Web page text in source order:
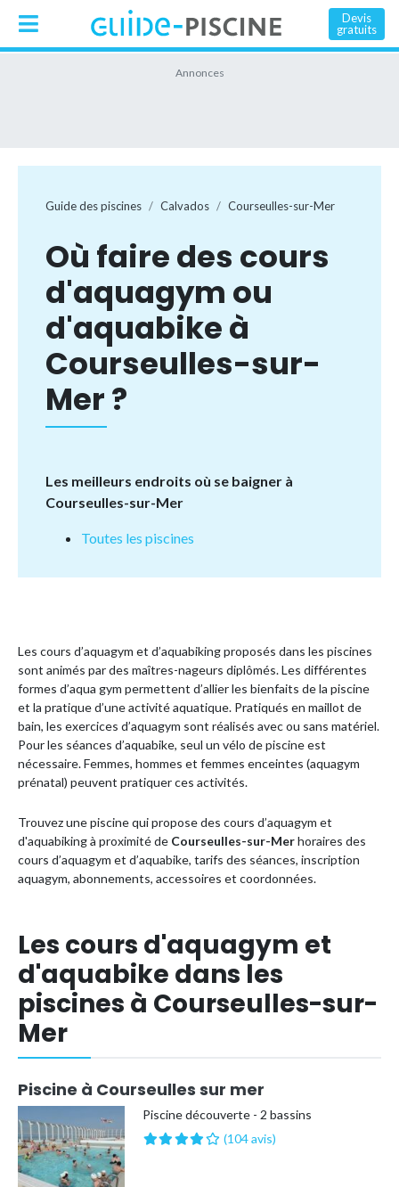
Devis
gratuits
Guide des piscines Calvados Courseulles-sur-Mer
Où faire des cours
d'aquagym ou
d'aquabike à
Courseulles-sur-
Mer ?
Les meilleurs endroits où se baigner à
Courseulles-sur-Mer
Toutes les piscines
Les cours d’aquagym et d’aquabiking proposés dans les piscines
sont animés par des maîtres-nageurs diplômés. Les différentes
formes d’aqua gym permettent d’allier les bienfaits de la piscine
et la pratique d’une activité aquatique. Pratiqués en maillot de
bain, les exercices d’aquagym sont réalisés avec ou sans matériel.
Pour les séances d’aquabike, seul un vélo de piscine est
nécessaire. Femmes, hommes et femmes enceintes (aquagym
prénatal) peuvent pratiquer ces activités.
Trouvez une piscine qui propose des cours d’aquagym et
d'aquabiking à proximité de Courseulles-sur-Merhoraires des
cours d’aquagym et d’aquabike, tarifs des séances, inscription
aquagym, abonnements, accessoires et coordonnées.
Les cours d'aquagym et
d'aquabike dans les
piscines à Courseulles-sur-
Mer
Piscine à Courseulles sur mer
Piscine découverte - 2 bassins
(104 avis)